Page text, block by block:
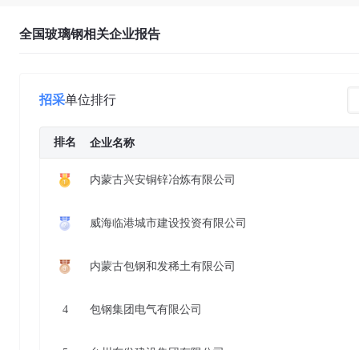
全国玻璃钢相关企业报告
招采单位排行
排名 企业名称
内蒙古兴安铜锌冶炼有限公司
威海临港城市建设投资有限公司
内蒙古包钢和发稀土有限公司
4 包钢集团电气有限公司